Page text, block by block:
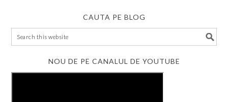
CAUTA PE BLOG
NOU DE PE CANALUL DE YOUTUBE